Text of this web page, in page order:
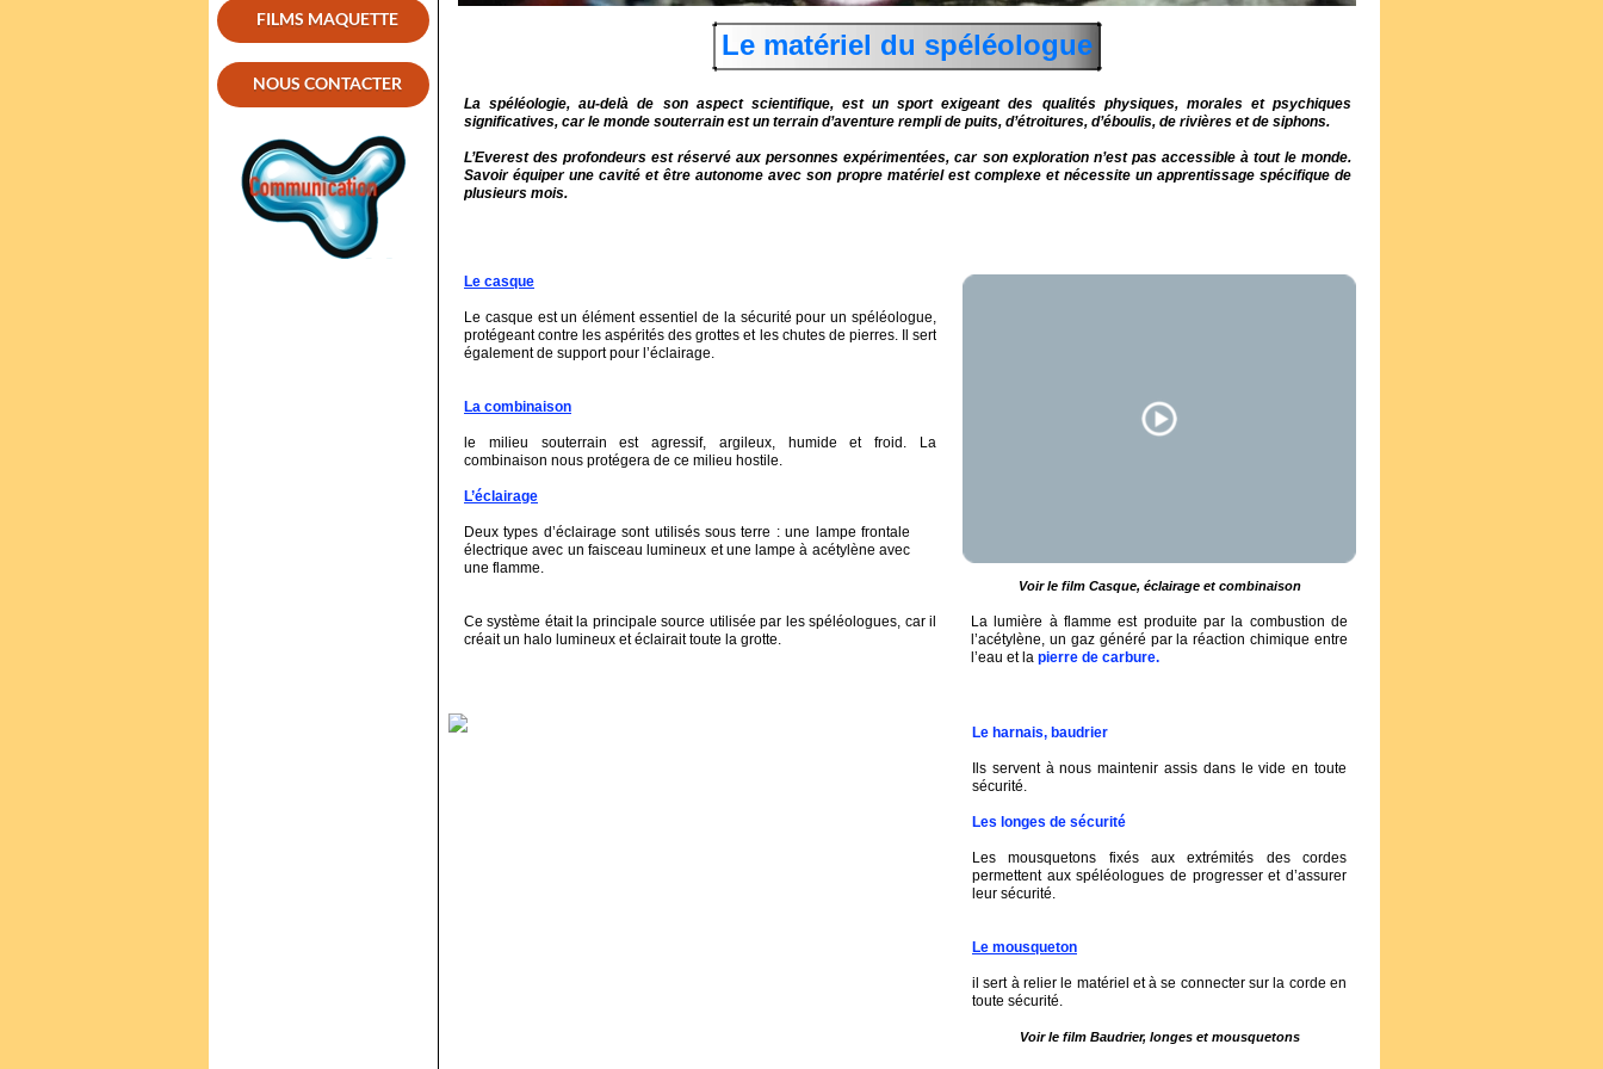
FILMS MAQUETTE
NOUS CONTACTER
Le matériel du spéléologue
La spéléologie, au-delà de son aspect scientifique, est un sport exigeant des qualités physiques, morales et psychiques
significatives, car le monde souterrain est un terrain d’aventure rempli de puits, d’étroitures, d’éboulis, de rivières et de siphons.
L’Everest des profondeurs est réservé aux personnes expérimentées, car son exploration n’est pas accessible à tout le monde.
Savoir équiper une cavité et être autonome avec son propre matériel est complexe et nécessite un apprentissage spécifique de
plusieurs mois.
Le casque
Le casque est un élément essentiel de la sécurité pour un spéléologue,
protégeant contre les aspérités des grottes et les chutes de pierres. Il sert
également de support pour l’éclairage.
La combinaison
le milieu souterrain est agressif, argileux, humide et froid. La
combinaison nous protégera de ce milieu hostile.
L’éclairage
Deux types d’éclairage sont utilisés sous terre : une lampe frontale
électrique avec un faisceau lumineux etune lampe à acétylène avec
une flamme.
Voir le film Casque, éclairage et combinaison
Ce système était la principale source utilisée par les spéléologues, car il
créait un halo lumineux et éclairait toute la grotte.
La lumière à flamme est produite par la combustion de
l’acétylène, un gaz généré par la réaction chimique entre
l’eau et la pierre de carbure.
Le harnais, baudrier
Ils servent à nous maintenir assis dans le vide en toute
sécurité.
Les longes de sécurité
Les mousquetons fixés aux extrémités des cordes
permettent aux spéléologues de progresser et d’assurer
leur sécurité.
Le mousqueton
il sert à relier le matériel et à se connecter sur la corde en
toute sécurité.
Voir le film Baudrier, longes et mousquetons